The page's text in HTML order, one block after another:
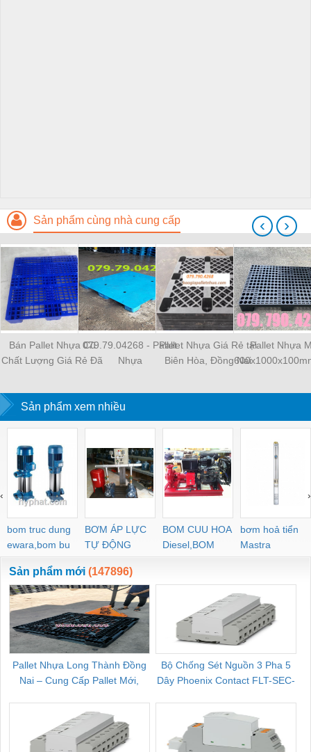
Sản phẩm cùng nhà cung cấp
Bán Pallet Nhựa Cũ
Chất Lượng Giá Rẻ Đã
079.79.04268 - Pallet
Nhựa
Pallet Nhựa Giá Rẻ tại
Biên Hòa, Đồng Nai
Pallet Nhựa
‹ ›
Sản phẩm xem nhiều
bom truc dung
ewara,bom bu
ewara
BƠM ÁP LỰC
TỰ ĐỘNG
BOM CUU HOA
Diesel,BOM
CHUA CHAY
bơm hoả tiển
Mastra
‹ ›
Sản phẩm mới (147896)
Pallet Nhựa Long Thành Đồng
Nai – Cung Cấp Pallet Mới,
Bộ Chống Sét Nguồn 3 Pha 5
Dây Phoenix Contact FLT-SEC-